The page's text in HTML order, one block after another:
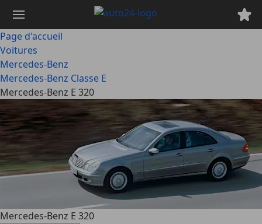
contenu
principal
Page d'accueil
Voitures
Mercedes-Benz
Mercedes-Benz Classe E
Mercedes-Benz E 320
Mercedes-Benz E 320